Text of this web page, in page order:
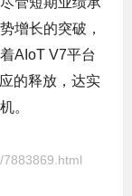
增长的突破，
AIoT V7平台
的释放，达实
。